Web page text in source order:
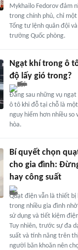
Mykhailo Fedorov đảm
trong chính phủ, chỉ một
Tổng tư lệnh quân đội
trưởng Quốc phòng.
Ngạt khí trong ô
độ lấy gió trong?
Đằng sau những vụ
ô tô khi đỗ tại chỗ là
nguy hiểm hơn nhiều so
hòa.
Bí quyết chọn
cho gia đình:
hay công suất
Quạt điện vẫn là thiết bị
trong nhiều gia đình
sử dụng và tiết kiệm
Tuy nhiên, trước sự đa
suất và tính năng trên
người băn khoăn nên